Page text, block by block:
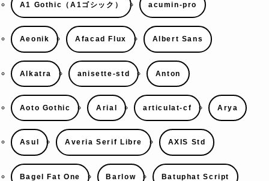
A1 Gothic（A1ゴシック） acumin-pro
Aeonik Afacad Flux Albert Sans
Alkatra anisette-std Anton
Aoto Gothic Arial articulat-cf Arya
Asul Averia Serif Libre AXIS Std
Bagel Fat One Barlow Batuphat Script